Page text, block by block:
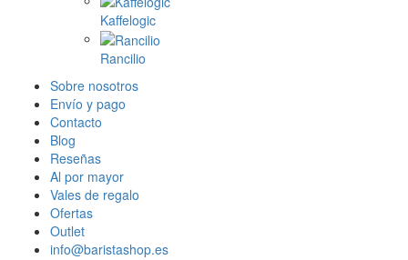
Kaffelogic
Rancilio
Sobre nosotros
Envío y pago
Contacto
Blog
Reseñas
Al por mayor
Vales de regalo
Ofertas
Outlet
info@baristashop.es